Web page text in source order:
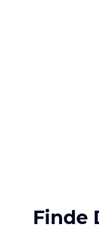
Finde